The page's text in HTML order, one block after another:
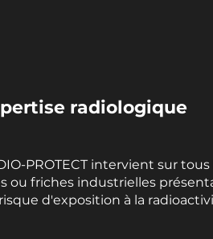
radiologique
PROTECT intervient sur tous
ou friches industrielles
d'exposition à la